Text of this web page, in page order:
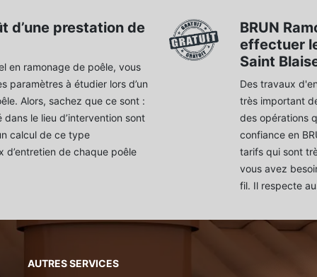
d’une prestation de
en ramonage de poêle, vous
paramètres à étudier lors d’un
Alors, sachez que ce sont :
dans le lieu d’intervention sont
calcul de ce type
d’entretien de chaque poêle
BRUN
effectuer
Saint
Des travaux
très important
des opérations
confiance en
tarifs qui sont
vous avez
fil. Il respecte
AUTRES SERVICES